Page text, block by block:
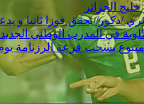
في المدرب الوطني الجديد